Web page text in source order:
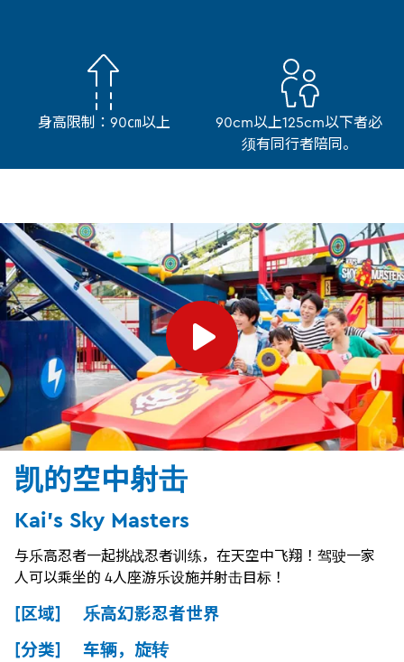
身高限制：90㎝以上
90cm以上125cm以下者必
须有同行者陪同。
凯的空中射击
Kai's Sky Masters
与乐高忍者一起挑战忍者训练，在天空中飞翔！驾驶一家
人可以乘坐的 4人座游乐设施并射击目标！
[区域] 乐高幻影忍者世界
[分类] 车辆，旋转